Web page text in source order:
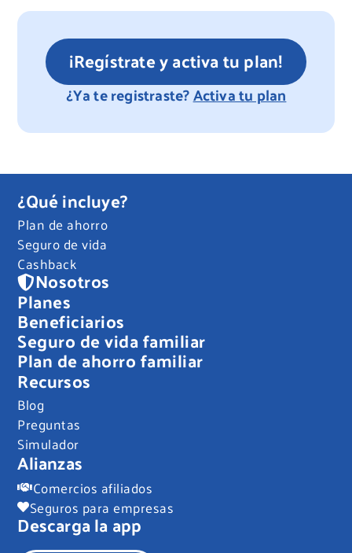
¡Regístrate y activa tu plan!
¿Ya te registraste?Activa tu plan
¿Qué incluye?
Plan de ahorro
Seguro de vida
Cashback
Nosotros
Planes
Beneficiarios
Seguro de vida familiar
Plan de ahorro familiar
Recursos
Blog
Preguntas
Simulador
Alianzas
Comercios afiliados
Seguros para empresas
Descarga la app